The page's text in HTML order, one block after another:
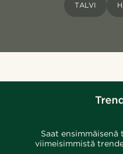
TALVI
Saat
viimeisimmistä